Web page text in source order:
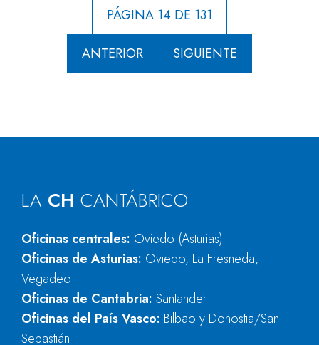
PÁGINA 14 DE 131
ANTERIOR SIGUIENTE
LA CH CANTÁBRICO
Oficinas centrales: Oviedo (Asturias)
Oficinas de Asturias: Oviedo, La Fresneda,
Vegadeo
Oficinas de Cantabria: Santander
Oficinas del País Vasco: Bilbao y Donostia/San
Sebastián